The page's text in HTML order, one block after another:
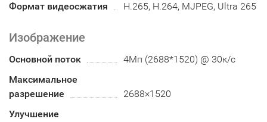
Формат видеосжатия H.265, H.264, MJPEG, Ultra 265
Изображение
Основной поток
4Мп (2688*1520) @ 30к/с
Максимальное
разрешение
2688×1520
Улучшение